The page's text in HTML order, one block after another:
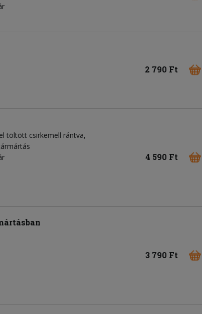
2 790 Ft
töltött csirkemell rántva,
4 590 Ft
3 790 Ft